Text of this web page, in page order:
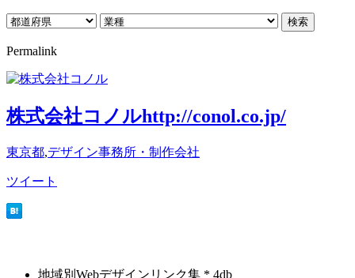
Permalink
株式会社コノルhttp://conol.co.jp/
東京都,デザイン事務所・制作会社
ツイート
地域別Webデザインリンク集 * 4db